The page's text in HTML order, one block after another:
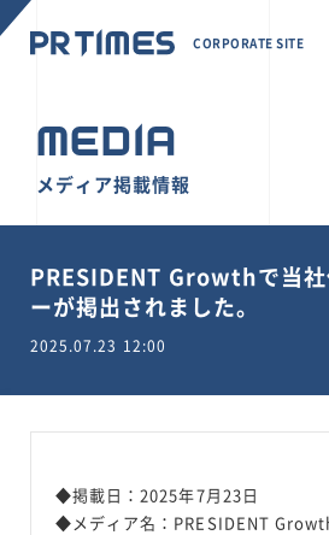
CORPORATE SITE
MEDIA
メディア掲載情報
PRESIDENT Growthで当社
ーが掲出されました。
2025.07.23 12:00
◆掲載日：2025年7月23日
◆メディア名：PRESIDENT